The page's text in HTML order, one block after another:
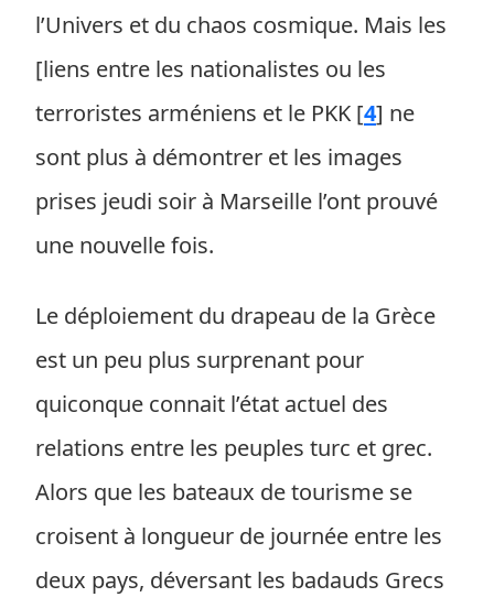
l’Univers et du chaos cosmique. Mais les
[liens entre les nationalistes ou les
terroristes arméniens et le PKK [4] ne
sont plus à démontrer et les images
prises jeudi soir à Marseille l’ont prouvé
une nouvelle fois.
Le déploiement du drapeau de la Grèce
est un peu plus surprenant pour
quiconque connait l’état actuel des
relations entre les peuples turc et grec.
Alors que les bateaux de tourisme se
croisent à longueur de journée entre les
deux pays, déversant les badauds Grecs